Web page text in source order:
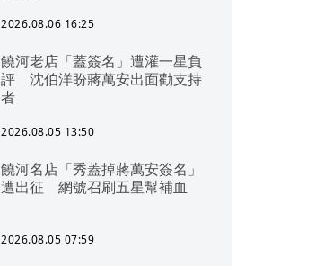
2026.08.06 16:25
饒河老店「蓋簽名」遭灌一星負
評 沈伯洋盼蔣萬安出面勸支持
者
2026.08.05 13:50
饒河名店「秀蓋掉蔣萬安簽名」
遭出征 網號召刷五星幫補血
2026.08.05 07:59